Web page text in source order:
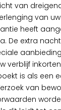
van
van
heeft
De extra
verblijf
is als een
van